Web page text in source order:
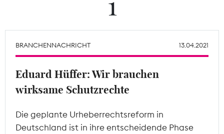
Mitgliederbereich
1
BRANCHENNACHRICHT 13.04.2021
Eduard Hüffer: Wir brauchen
wirksame Schutzrechte
Die geplante Urheberrechtsreform in
Deutschland ist in ihre entscheidende Phase